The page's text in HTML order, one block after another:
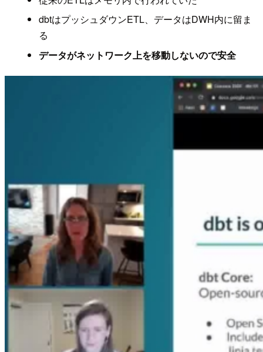
dbtはプッシュダウンETL、データはDWH内に留ま
る
データがネットワーク上を移動しないので安全